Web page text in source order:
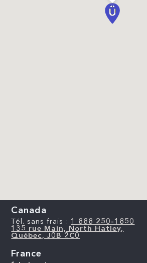
Canada
Tél. sans frais : 1 888 250-1850
135 rue Main, North Hatley,
Québec, J0B 2C0
France